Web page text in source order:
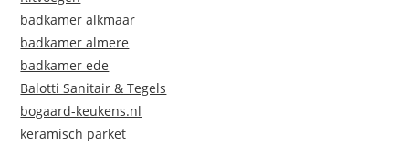
badkamer alkmaar
badkamer almere
badkamer ede
Balotti Sanitair & Tegels
bogaard-keukens.nl
keramisch parket